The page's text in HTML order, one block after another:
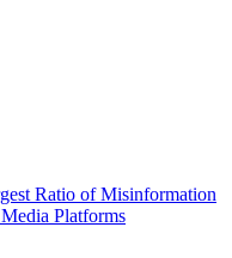
Ratio of Misinformation
Platforms